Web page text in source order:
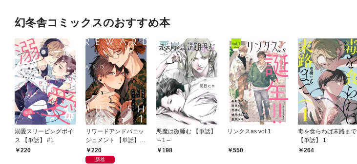
幻冬舎コミックスのおすすめ本
溺愛スリーピングボイ
ス 【単話】 #1
220
リワードアンドパニッ
シュメント 【単話】
第1話
220
新着
悪魔は微睡む 【単話】
～1～
198
リンクスas vol.1
550
毒を食らわば末路まで
【単話】 1
264